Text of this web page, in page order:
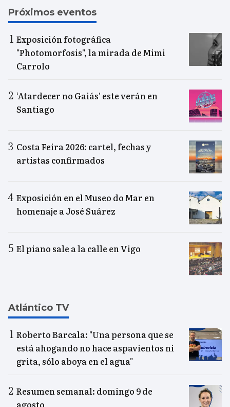
Próximos eventos
Exposición fotográfica
"Photomorfosis", la mirada de Mimi
Carrolo
‘Atardecer no Gaiás’ este verán en
Santiago
Costa Feira 2026: cartel, fechas y
artistas confirmados
Exposición en el Museo do Mar en
homenaje a José Suárez
El piano sale a la calle en Vigo
Atlántico TV
Roberto Barcala: "Una persona que se
está ahogando no hace aspavientos ni
grita, sólo aboya en el agua"
Resumen semanal: domingo 9 de